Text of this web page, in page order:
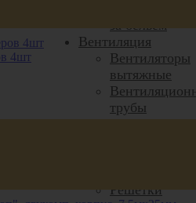
за бельём
Вентиляция
Вентиляторы
вытяжные
трубы
Решетки
4шт